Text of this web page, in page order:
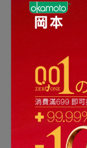
岡本品牌
Condoms